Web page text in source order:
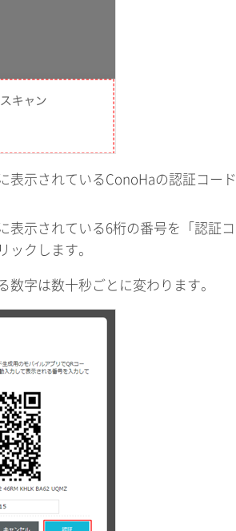
表示されているConoHaの認証コード
表示されている6桁の番号を「認証
ックします。
字は数十秒ごとに変わります。